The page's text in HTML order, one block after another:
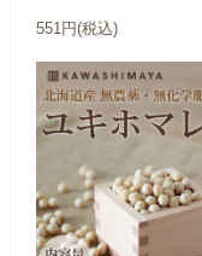
551円(税込)